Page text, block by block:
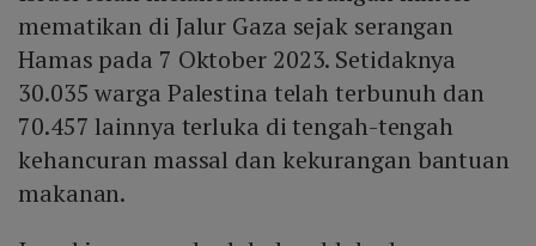
mematikan di Jalur Gaza sejak serangan
Hamas pada 7 Oktober 2023. Setidaknya
30.035 warga Palestina telah terbunuh dan
70.457 lainnya terluka di tengah-tengah
kehancuran massal dan kekurangan bantuan
makanan.